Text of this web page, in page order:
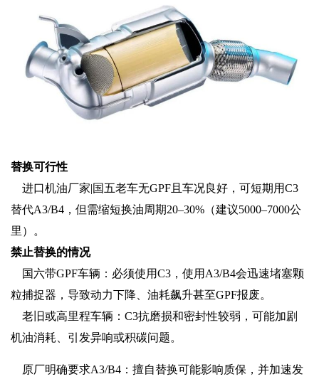
替换可行性
进口机油厂家|国五老车无GPF且车况良好‌，可短期用C3
替代A3/B4，但需‌缩短换油周期20–30%‌（建议5000–7000公
里）‌‌。
禁止替换的情况
国六带GPF车辆‌：‌必须使用C3‌，使用A3/B4会迅速堵塞颗
粒捕捉器，导致动力下降、油耗飙升甚至GPF报废‌‌。
‌ 老旧或高里程车辆‌：C3抗磨损和密封性较弱，可能加剧
机油消耗、引发异响或积碳问题‌‌。
‌ 原厂明确要求A3/B4‌：擅自替换可能影响质保，并加速发